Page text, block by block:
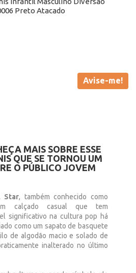
Preto Atacado
Avise-me!
MAIS SOBRE ESSE
QUE SE TORNOU UM
O PÚBLICO JOVEM
Star, também conhecido como
calçado casual que tem
significativo na cultura pop há
como um sapato de basquete
de algodão macio e solado de
inalterado no último